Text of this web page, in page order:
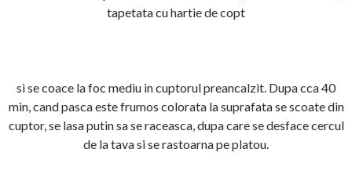
tapetata cu hartie de copt
si se coace la foc mediu in cuptorul preancalzit. Dupa cca 40
min, cand pasca este frumos colorata la suprafata se scoate din
cuptor, se lasa putin sa se raceasca, dupa care se desface cercul
de la tava si se rastoarna pe platou.